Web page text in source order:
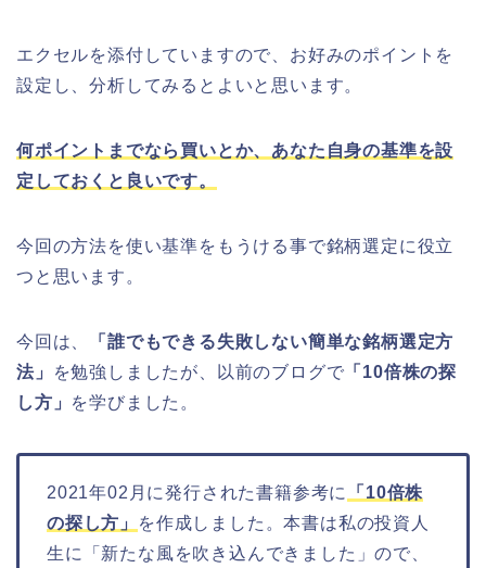
エクセルを添付していますので、お好みのポイントを
設定し、分析してみるとよいと思います。
何ポイントまでなら買いとか、あなた自身の基準を設
定しておくと良いです。
今回の方法を使い基準をもうける事で銘柄選定に役立
つと思います。
今回は、
「誰でもできる失敗しない簡単な銘柄選定方
法」
を勉強しましたが、以前のブログで 「10倍株の探
し方」 を学びました。
2021年02月に発行された書籍参考に
「10倍株
の探し方」
を作成しました。本書は私の投資人
生に「新たな風を吹き込んできました」ので、